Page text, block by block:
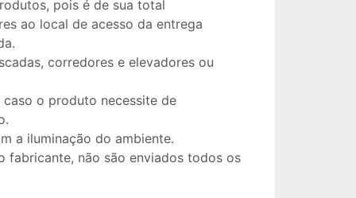
pois é de sua total
ao local de acesso da entrega
corredores e elevadores ou
o produto necessite de
a iluminação do ambiente.
fabricante, não são enviados todos os